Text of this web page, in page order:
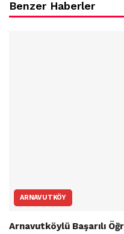
Benzer Haberler
ARNAVUTKÖY
Arnavutköylü Başarılı